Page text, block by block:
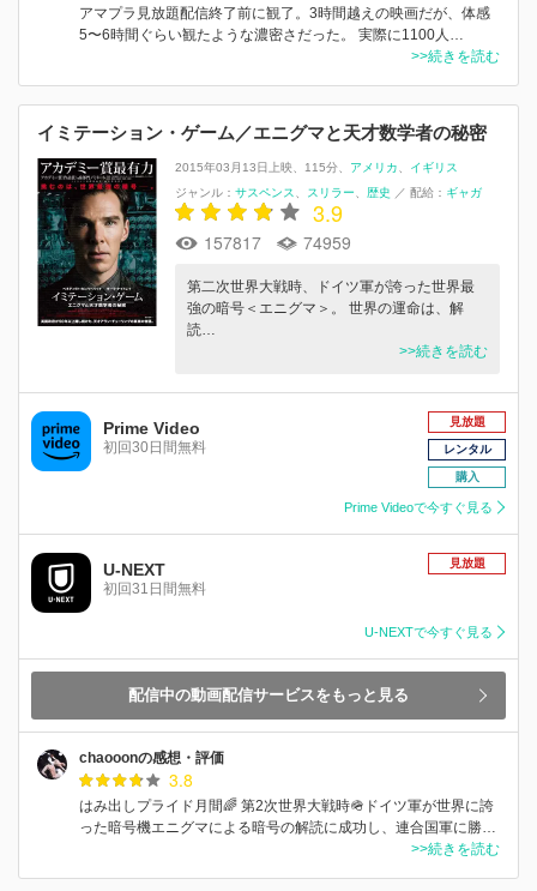
アマプラ見放題配信終了前に観了。3時間越えの映画だが、体感
5〜6時間ぐらい観たような濃密さだった。 実際に1100人…
>>続きを読む
イミテーション・ゲーム／エニグマと天才数学者の秘密
2015年03月13日上映 115分 アメリカ
イギリス
ジャンル： サスペンス スリラー 歴史 ／ 配給： ギャガ
3.9
157817 74959
第二次世界大戦時、ドイツ軍が誇った世界最
強の暗号＜エニグマ＞。 世界の運命は、解
読…
>>続きを読む
Prime Video
初回30日間無料
見放題
レンタル
購入
Prime Videoで今すぐ見る
U-NEXT
初回31日間無料
見放題
U-NEXTで今すぐ見る
配信中の動画配信サービスをもっと見る
chaooonの感想・評価
3.8
はみ出しプライド月間🌈 第2次世界大戦時🪖ドイツ軍が世界に誇
った暗号機エニグマによる暗号の解読に成功し、連合国軍に勝…
>>続きを読む